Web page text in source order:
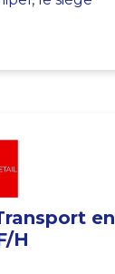
en
H